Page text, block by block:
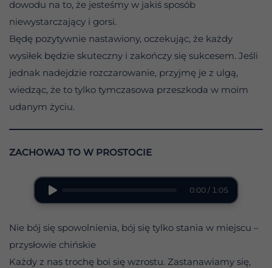
dowodu na to, że jesteśmy w jakiś sposób
niewystarczający i gorsi.
Będę pozytywnie nastawiony, oczekując, że każdy
wysiłek będzie skuteczny i zakończy się sukcesem. Jeśli
jednak nadejdzie rozczarowanie, przyjmę je z ulgą,
wiedząc, że to tylko tymczasowa przeszkoda w moim
udanym życiu.
ZACHOWAJ TO W PROSTOCIE
0:00 / 1:05
Nie bój się spowolnienia, bój się tylko stania w miejscu –
przysłowie chińskie
Każdy z nas trochę boi się wzrostu. Zastanawiamy się,